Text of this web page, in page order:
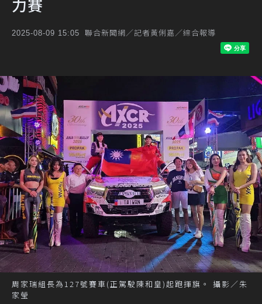
力賽
2025-08-09 15:05 聯合新聞網／記者黃俐嘉／綜合報導
周家瑞組長為127號賽車(正駕駛陳和皇)起跑揮旗。 攝影／朱
家瑩